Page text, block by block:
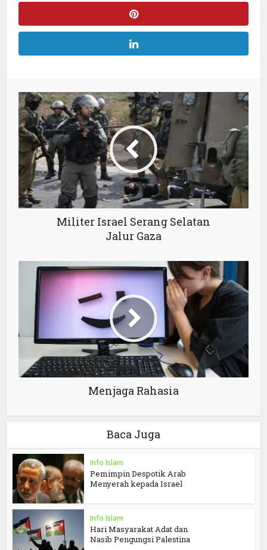
Militer Israel Serang Selatan
Jalur Gaza
Menjaga Rahasia
Baca Juga
Info Islam
Pemimpin Despotik Arab
Menyerah kepada Israel
Info Islam
Hari Masyarakat Adat dan
Nasib Pengungsi Palestina